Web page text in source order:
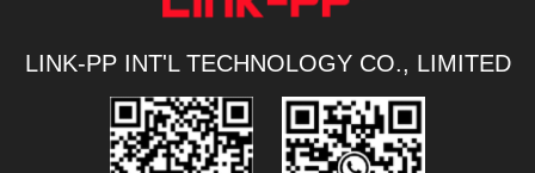
LINK-PP INT'L TECHNOLOGY CO., LIMITED